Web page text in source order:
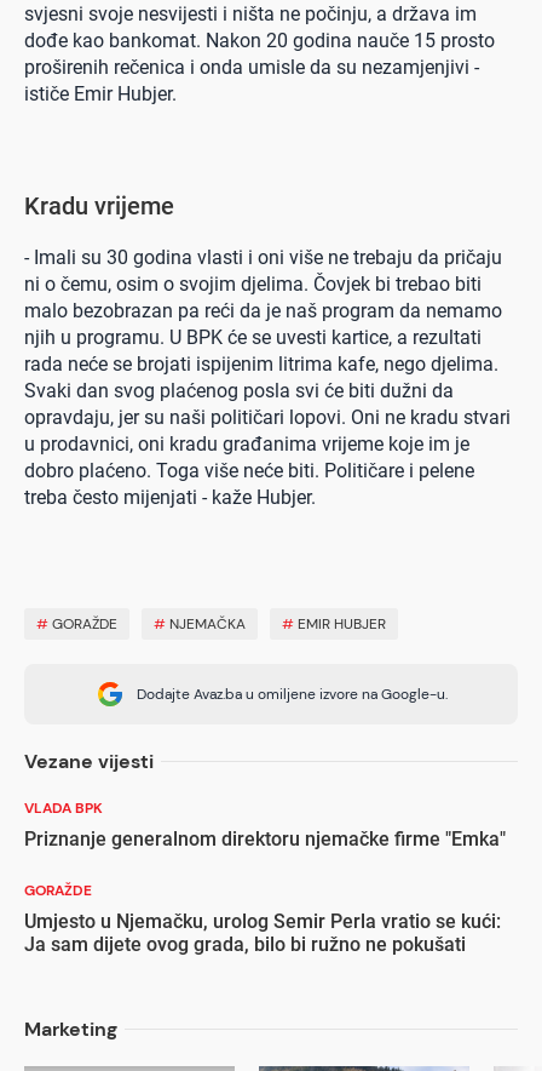
svjesni svoje nesvijesti i ništa ne počinju, a država im
dođe kao bankomat. Nakon 20 godina nauče 15 prosto
proširenih rečenica i onda umisle da su nezamjenjivi -
ističe Emir Hubjer.
Kradu vrijeme
- Imali su 30 godina vlasti i oni više ne trebaju da pričaju
ni o čemu, osim o svojim djelima. Čovjek bi trebao biti
malo bezobrazan pa reći da je naš program da nemamo
njih u programu. U BPK će se uvesti kartice, a rezultati
rada neće se brojati ispijenim litrima kafe, nego djelima.
Svaki dan svog plaćenog posla svi će biti dužni da
opravdaju, jer su naši političari lopovi. Oni ne kradu stvari
u prodavnici, oni kradu građanima vrijeme koje im je
dobro plaćeno. Toga više neće biti. Političare i pelene
treba često mijenjati - kaže Hubjer.
#GORAŽDE # NJEMAČKA # EMIR HUBJER
Dodajte Avaz.ba u omiljene izvore na Google-u.
Vezane vijesti
VLADA BPK
Priznanje generalnom direktoru njemačke firme "Emka"
GORAŽDE
Umjesto u Njemačku, urolog Semir Perla vratio se kući:
Ja sam dijete ovog grada, bilo bi ružno ne pokušati
Marketing